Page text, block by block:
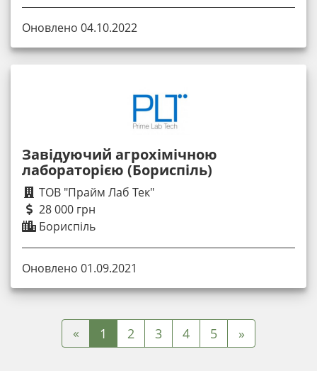
Оновлено 04.10.2022
Завідуючий агрохімічною
лабораторією (Бориспіль)
ТОВ "Прайм Лаб Тек"
28 000 грн
Бориспіль
Оновлено 01.09.2021
« 1 2 3 4 5 »